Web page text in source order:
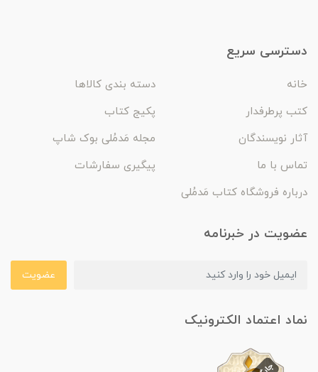
دسترسی سریع
خانه
دسته بندی کالاها
کتب پرطرفدار
پکیج کتاب
آثار نویسندگان
مجله مَدمُلی بوک شاپ
تماس با ما
پیگیری سفارشات
درباره فروشگاه کتاب مَدمُلی
عضویت در خبرنامه
عضویت
نماد اعتماد الکترونیک